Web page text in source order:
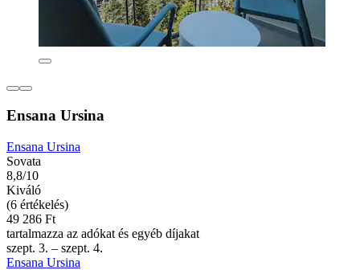
Ensana Ursina
Ensana Ursina
Sovata
8,8/10
Kiváló
(6 értékelés)
49 286 Ft
tartalmazza az adókat és egyéb díjakat
szept. 3. – szept. 4.
Ensana Ursina